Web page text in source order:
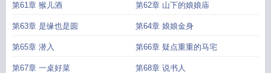
第61章 猴儿酒 第62章 山下的娘娘庙
第63章 是缘也是圆 第64章 娘娘金身
第65章 潜入 第66章 疑点重重的马宅
第67章 一桌好菜 第68章 说书人